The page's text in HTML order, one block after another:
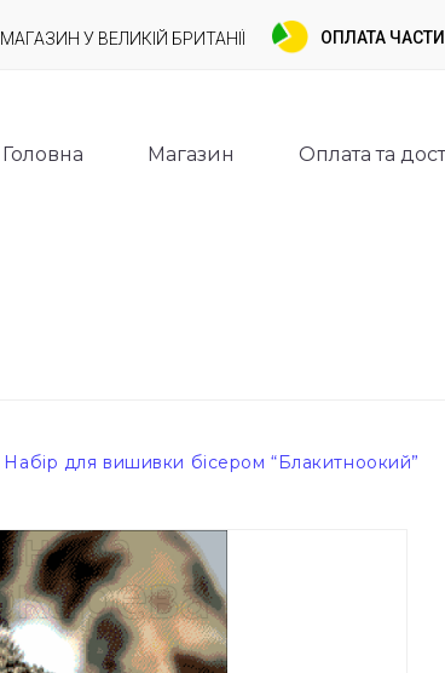
МАГАЗИН У ВЕЛИКІЙ БРИТАНІЇ
Головна Магазин Оплата та
ОПЛАТА
Набір для вишивки бісером “Блакитноокий”